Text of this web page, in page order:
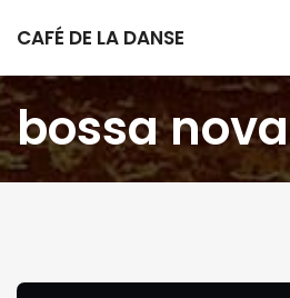
CAFÉ DE LA DANSE
bossa nova